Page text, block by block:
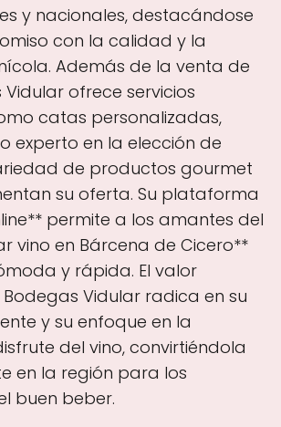
y nacionales, destacándose
con la calidad y la
Además de la venta de
Vidular ofrece servicios
catas personalizadas,
experto en la elección de
de productos gourmet
su oferta. Su plataforma
permite a los amantes del
vino en Bárcena de Cicero**
y rápida. El valor
Vidular radica en su
y su enfoque en la
del vino, convirtiéndola
en la región para los
buen beber.